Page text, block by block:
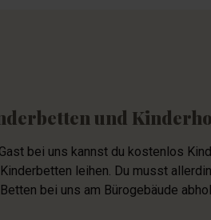
und
bei uns kannst du kostenlos
leihen. Du musst
bei uns am Bürogebäude